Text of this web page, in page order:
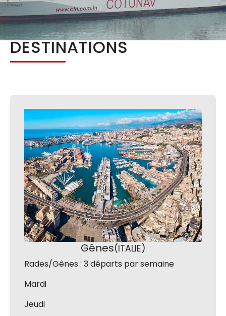
DESTINATIONS
Gênes(ITALIE)
Rades/Gênes : 3 départs par semaine
Mardi
Jeudi